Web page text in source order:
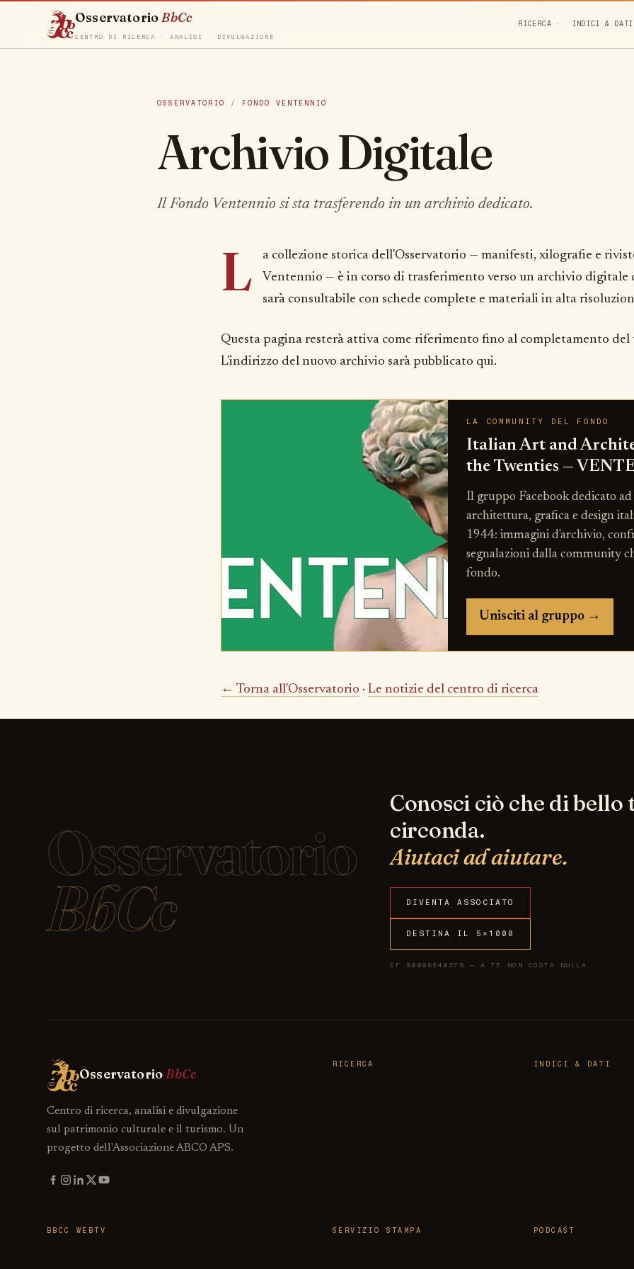
Osservatorio BbCc
CENTRO DI RICERCA · ANALISI · DIVULGAZIONE
RICERCA INDICI & DATI
OSSERVATORIO / FONDO VENTENNIO
Archivio Digitale
Il Fondo Ventennio si sta trasferendo in un archivio dedicato.
L
a collezione storica dell'Osservatorio — manifesti, xilografie e
Ventennio — è in corso di trasferimento verso un archivio digitale
sarà consultabile con schede complete e materiali in alta
Questa pagina resterà attiva come riferimento fino al completamento
L'indirizzo del nuovo archivio sarà pubblicato qui.
LA COMMUNITY DEL FONDO
Italian Art and
the Twenties —
Il gruppo Facebook dedicato ad
architettura, grafica e design
1944: immagini d'archivio,
segnalazioni dalla community
fondo.
Unisciti al gruppo →
← Torna all'Osservatorio · Le notizie del centro di ricerca
Osservatorio
BbCc
Conosci ciò che di bello
circonda.
Aiutaci ad aiutare.
DIVENTA ASSOCIATO
DESTINA IL 5×1000
CF 90098840276 — A TE NON COSTA NULLA
OsservatorioBbCc
Centro di ricerca, analisi e divulgazione
sul patrimonio culturale e il turismo. Un
progetto dell'Associazione ABCO APS.
RICERCA INDICI & DATI
BBCC WEBTV SERVIZIO STAMPA PODCAST